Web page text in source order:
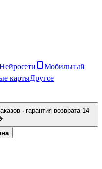
Нейросети
Мобильный
картыДругое
· гарантия возврата 14